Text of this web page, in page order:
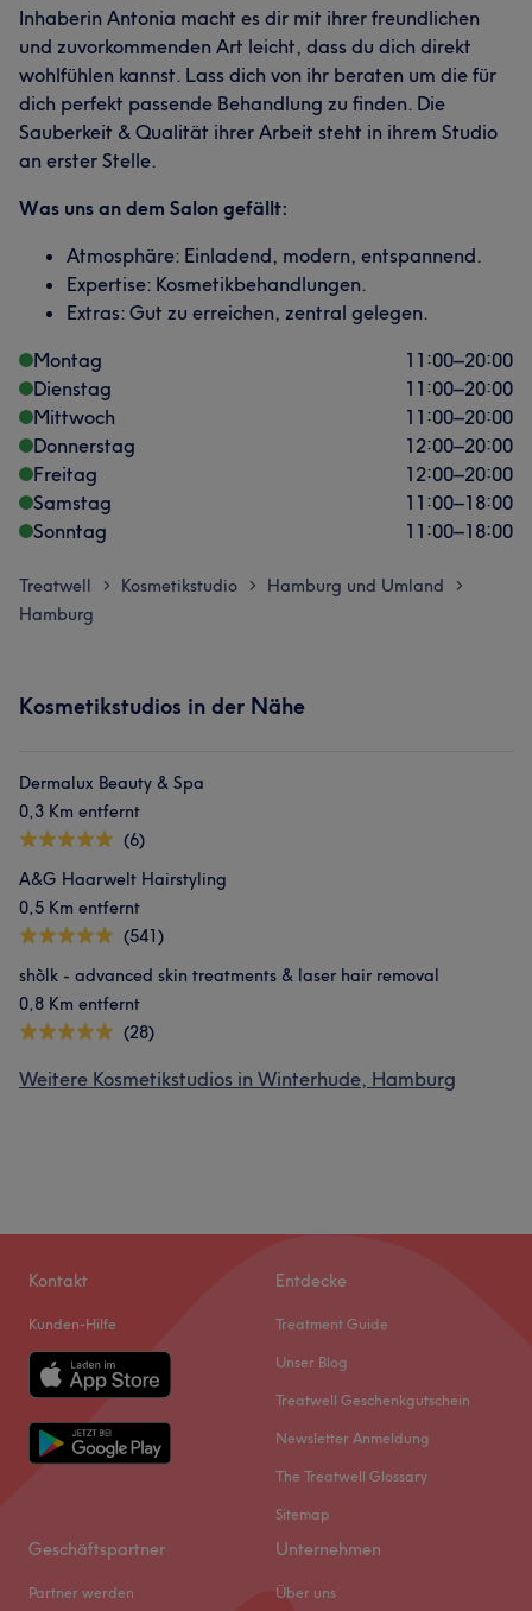
Inhaberin Antonia macht es dir mit ihrer freundlichen
und zuvorkommenden Art leicht, dass du dich direkt
wohlfühlen kannst. Lass dich von ihr beraten um die für
dich perfekt passende Behandlung zu finden. Die
Sauberkeit & Qualität ihrer Arbeit steht in ihrem Studio
an erster Stelle.
Was uns an dem Salon gefällt:
Atmosphäre: Einladend, modern, entspannend.
Expertise: Kosmetikbehandlungen.
Extras: Gut zu erreichen, zentral gelegen.
Montag
11:00–20:00
Dienstag
11:00–20:00
Mittwoch
11:00–20:00
Donnerstag
12:00–20:00
Freitag
12:00–20:00
Samstag
11:00–18:00
Sonntag
11:00–18:00
Treatwell > Kosmetikstudio > Hamburg und Umland >
Hamburg
Kosmetikstudios in der Nähe
Dermalux Beauty & Spa
0,3 Km entfernt
(6)
A&G Haarwelt Hairstyling
0,5 Km entfernt
(541)
shòlk - advanced skin treatments & laser hair removal
0,8 Km entfernt
(28)
Weitere Kosmetikstudios in Winterhude, Hamburg
Kontakt
Kunden-Hilfe
Entdecke
Treatment Guide
Unser Blog
Treatwell Geschenkgutschein
Newsletter Anmeldung
The Treatwell Glossary
Sitemap
Geschäftspartner
Partner werden
Unternehmen
Über uns